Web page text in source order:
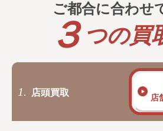
ご都合に合わせ
３ つの買
1. 店頭買取
店